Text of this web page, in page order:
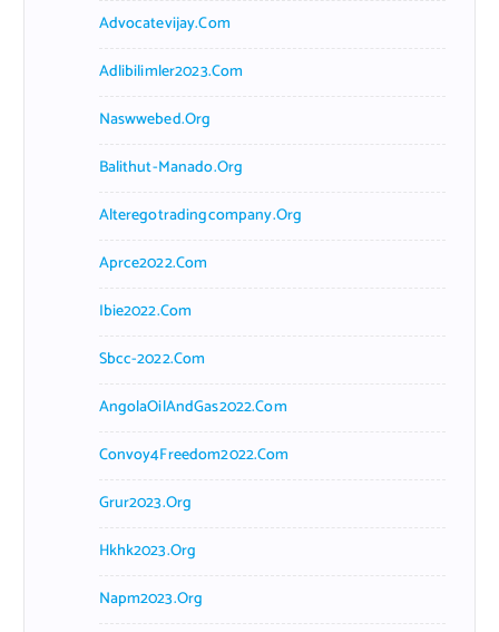
Advocatevijay.com
Adlibilimler2023.com
Naswwebed.org
Balithut-Manado.org
Alteregotradingcompany.org
Aprce2022.com
Ibie2022.com
Sbcc-2022.com
AngolaOilAndGas2022.com
Convoy4Freedom2022.com
Grur2023.org
Hkhk2023.org
Napm2023.org